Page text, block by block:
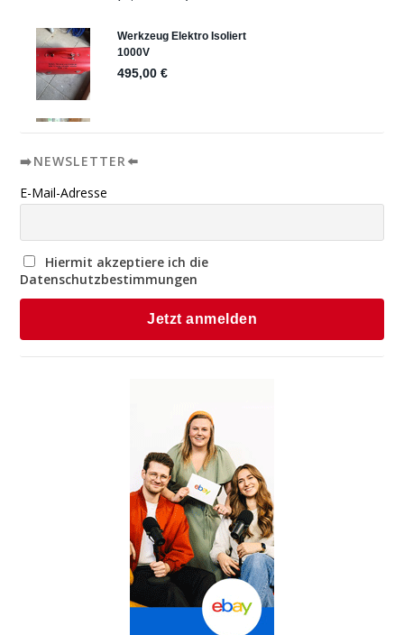
➡️NEWSLETTER⬅️
E-Mail-Adresse
Hiermit akzeptiere ich die
Datenschutzbestimmungen